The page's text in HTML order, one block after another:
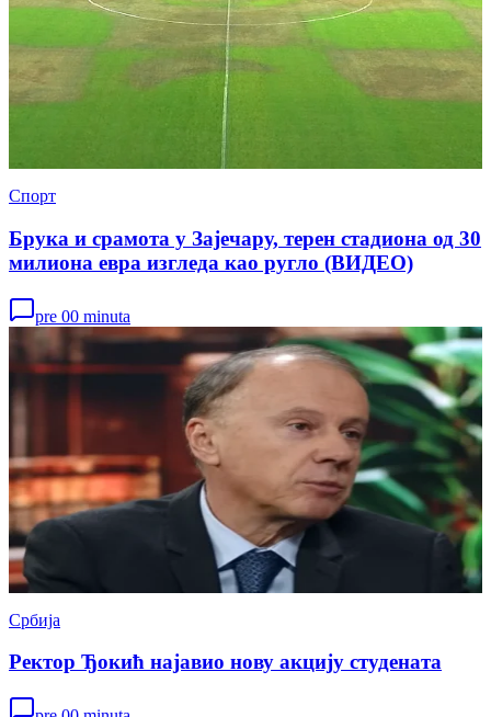
Спорт
Брука и срамота у Зајечару, терен стадиона од 30
милиона евра изгледа као ругло (ВИДЕО)
pre 00 minuta
Србија
Ректор Ђокић најавио нову акцију студената